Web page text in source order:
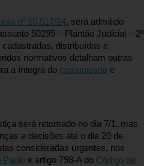
nº 10.517/24, será admitido
50295 – Plantão Judicial – 2º
distribuídas e
normativos detalham outras
a íntegra do comunicado e
será retomado no dia 7/1, mas
e decisões até o dia 20 de
consideradas urgentes, nos
Paulo e artigo 798-A do Código de